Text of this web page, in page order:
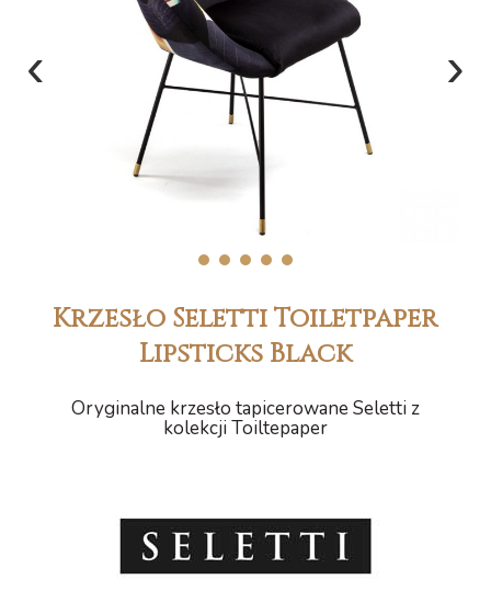
‹ ›
1 2 3 4 5
Krzesło Seletti Toiletpaper
Lipsticks Black
Oryginalne krzesło tapicerowane Seletti z
kolekcji Toiltepaper